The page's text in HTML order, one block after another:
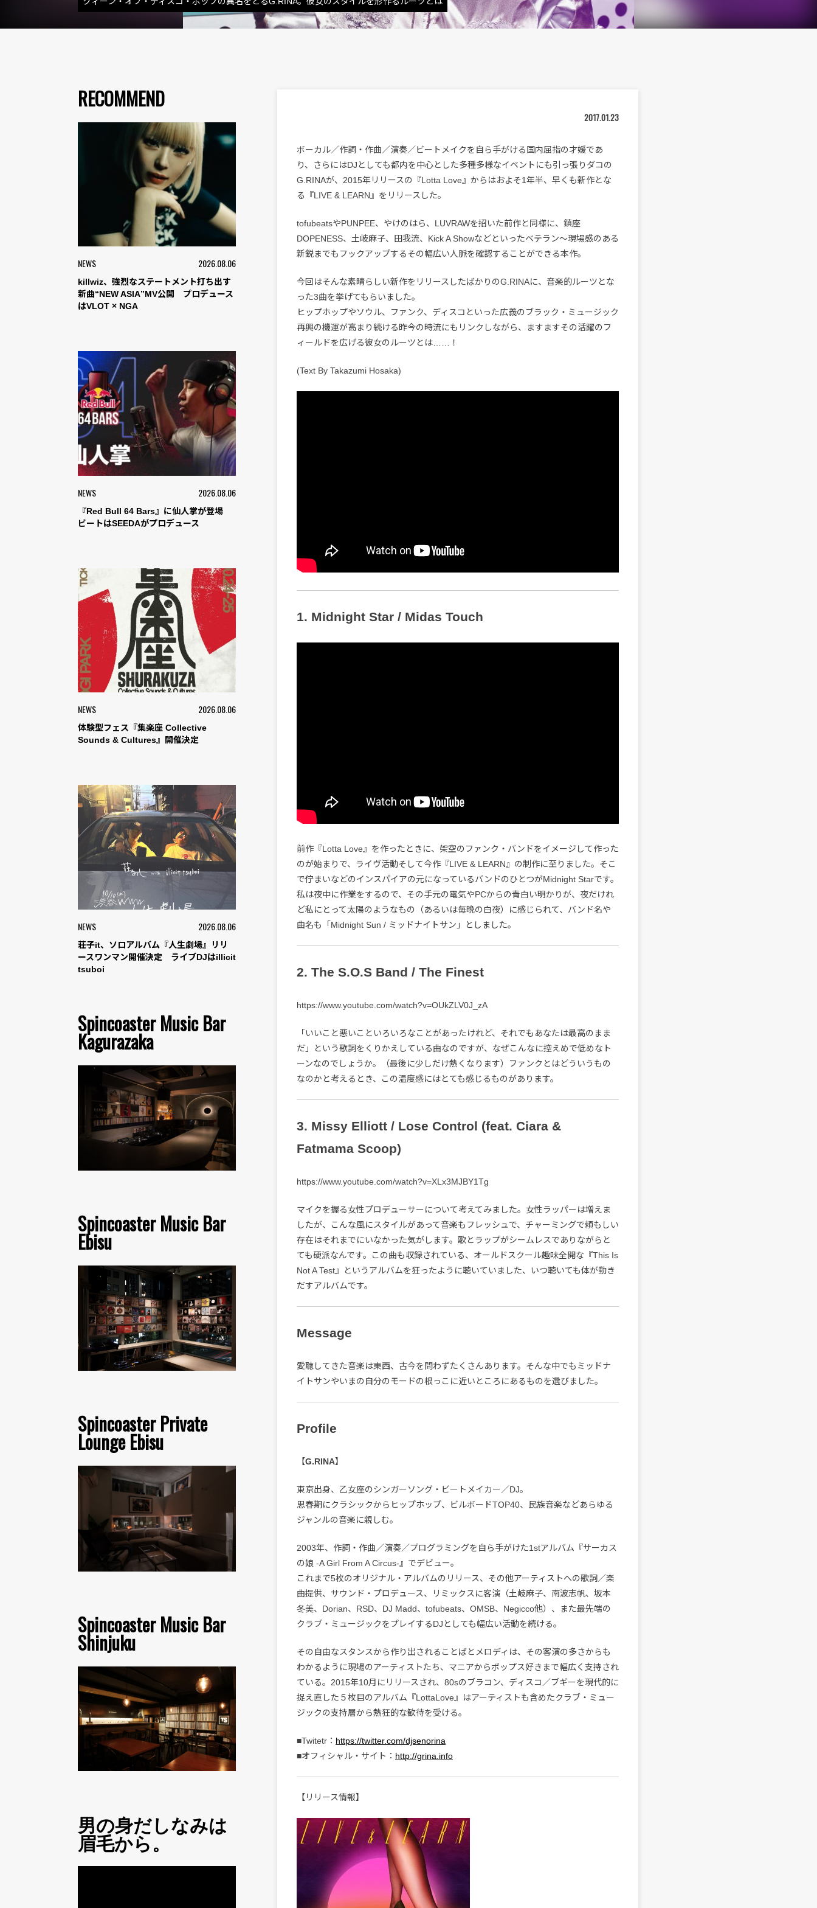
RECOMMEND
NEWS 2026.08.06
killwiz、強烈なステートメント打ち出す
新曲“NEW ASIA”MV公開 プロデュース
はVLOT × NGA
NEWS 2026.08.06
『Red Bull 64 Bars』に仙人掌が登場
ビートはSEEDAがプロデュース
NEWS 2026.08.06
体験型フェス『集楽座 Collective
Sounds & Cultures』開催決定
NEWS 2026.08.06
荘子it、ソロアルバム『人生劇場』リリ
ースワンマン開催決定 ライブDJはillicit
tsuboi
Spincoaster Music Bar
Kagurazaka
Spincoaster Music Bar
Ebisu
Spincoaster Private
Lounge Ebisu
Spincoaster Music Bar
Shinjuku
男の身だしなみは
眉毛から。
2017.01.23
ボーカル／作詞・作曲／演奏／ビートメイクを自ら手がける国内屈指の才媛であ
り、さらにはDJとしても都内を中心とした多種多様なイベントにも引っ張りダコの
G.RINAが、2015年リリースの『Lotta Love』からはおよそ1年半、早くも新作とな
る『LIVE & LEARN』をリリースした。
tofubeatsやPUNPEE、やけのはら、LUVRAWを招いた前作と同様に、鎮座
DOPENESS、土岐麻子、田我流、Kick A Showなどといったベテラン〜現場感のある
新鋭までもフックアップするその幅広い人脈を確認することができる本作。
今回はそんな素晴らしい新作をリリースしたばかりのG.RINAに、音楽的ルーツとな
った3曲を挙げてもらいました。
ヒップホップやソウル、ファンク、ディスコといった広義のブラック・ミュージック
再興の機運が高まり続ける昨今の時流にもリンクしながら、ますますその活躍のフ
ィールドを広げる彼女のルーツとは……！
(Text By Takazumi Hosaka)
1. Midnight Star / Midas Touch
前作『Lotta Love』を作ったときに、架空のファンク・バンドをイメージして作った
のが始まりで、ライヴ活動そして今作『LIVE & LEARN』の制作に至りました。そこ
で佇まいなどのインスパイアの元になっているバンドのひとつがMidnight Starです。
私は夜中に作業をするので、その手元の電気やPCからの青白い明かりが、夜だけれ
ど私にとって太陽のようなもの（あるいは毎晩の白夜）に感じられて、バンド名や
曲名も「Midnight Sun / ミッドナイトサン」としました。
2. The S.O.S Band / The Finest
https://www.youtube.com/watch?v=OUkZLV0J_zA
「いいこと悪いこといろいろなことがあったけれど、それでもあなたは最高のまま
だ」という歌詞をくりかえしている曲なのですが、なぜこんなに控えめで低めなト
ーンなのでしょうか。（最後に少しだけ熱くなります）ファンクとはどういうもの
なのかと考えるとき、この温度感にはとても感じるものがあります。
3. Missy Elliott / Lose Control (feat. Ciara &
Fatmama Scoop)
https://www.youtube.com/watch?v=XLx3MJBY1Tg
マイクを握る女性プロデューサーについて考えてみました。女性ラッパーは増えま
したが、こんな風にスタイルがあって音楽もフレッシュで、チャーミングで頼もしい
存在はそれまでにいなかった気がします。歌とラップがシームレスでありながらと
ても硬派なんです。この曲も収録されている、オールドスクール趣味全開な『This Is
Not A Test』というアルバムを狂ったように聴いていました、いつ聴いても体が動き
だすアルバムです。
Message
愛聴してきた音楽は東西、古今を問わずたくさんあります。そんな中でもミッドナ
イトサンやいまの自分のモードの根っこに近いところにあるものを選びました。
Profile
【G.RINA】
東京出身、乙女座のシンガーソング・ビートメイカー／DJ。
思春期にクラシックからヒップホップ、ビルボードTOP40、民族音楽などあらゆる
ジャンルの音楽に親しむ。
2003年、作詞・作曲／演奏／プログラミングを自ら手がけた1stアルバム『サーカス
の娘 -A Girl From A Circus-』でデビュー。
これまで5枚のオリジナル・アルバムのリリース、その他アーティストへの歌詞／楽
曲提供、サウンド・プロデュース、リミックスに客演（土岐麻子、南波志帆、坂本
冬美、Dorian、RSD、DJ Madd、tofubeats、OMSB、Negicco他）、また最先端の
クラブ・ミュージックをプレイするDJとしても幅広い活動を続ける。
その自由なスタンスから作り出されることばとメロディは、その客演の多さからも
わかるように現場のアーティストたち、マニアからポップス好きまで幅広く支持され
ている。2015年10月にリリースされ、80sのブラコン、ディスコ／ブギーを現代的に
捉え直した５枚目のアルバム『LottaLove』はアーティストも含めたクラブ・ミュー
ジックの支持層から熱狂的な歓待を受ける。
■Twitetr： https://twitter.com/djsenorina
■オフィシャル・サイト： http://grina.info
【リリース情報】